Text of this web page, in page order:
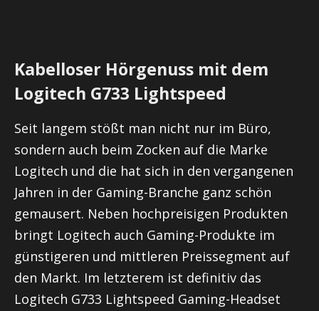
Kabelloser Hörgenuss mit dem
Logitech G733 Lightspeed
Seit langem stößt man nicht nur im Büro,
sondern auch beim Zocken auf die Marke
Logitech und die hat sich in den vergangenen
Jahren in der Gaming-Branche ganz schön
gemausert. Neben hochpreisigen Produkten
bringt Logitech auch Gaming-Produkte im
günstigeren und mittleren Preissegment auf
den Markt. Im letzterem ist definitiv das
Logitech G733 Lightspeed Gaming-Headset